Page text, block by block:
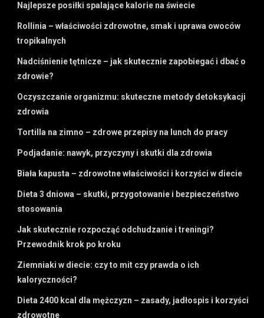
Najlepsze posiłki spalające kalorie na świecie
Rollinia – właściwości zdrowotne, smak i uprawa owoców
tropikalnych
Nadciśnienie tętnicze – jak skutecznie zapobiegać i dbać o
zdrowie?
Oczyszczanie organizmu: skuteczne metody detoksykacji
zdrowia
Tortilla na zimno – zdrowe przepisy na lunch do pracy
Podjadanie: nawyk, przyczyny i skutki dla zdrowia
Biała kapusta – zdrowotne właściwości i korzyści w diecie
Dieta 3 dniowa – skutki, przygotowanie i bezpieczeństwo
stosowania
Jak skutecznie rozpocząć odchudzanie i treningi?
Przewodnik krok po kroku
Ziemniaki w diecie: czy to mit czy prawda o ich
kaloryczności?
Dieta 2400 kcal dla mężczyzn – zasady, jadłospis i korzyści
zdrowotne